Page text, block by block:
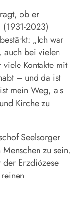
ob er
2023)
„Ich war
auch bei vielen
Kontakte mit
– und da ist
mein Weg, als
Kirche zu
Seelsorger
zu sein.
der Erzdiözese